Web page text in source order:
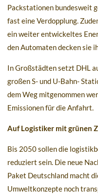
Packstationen bundesweit
fast eine Verdopplung.
ein weiter entwickeltes
den Automaten decken sie
In Großstädten setzt DHL
großen S- und U-Bahn-
dem Weg mitgenommen
Emissionen für die Anfahrt.
Auf Logistiker mit grünen
Bis 2050 sollen die
reduziert sein. Die neue
Paket Deutschland macht
Umweltkonzepte noch